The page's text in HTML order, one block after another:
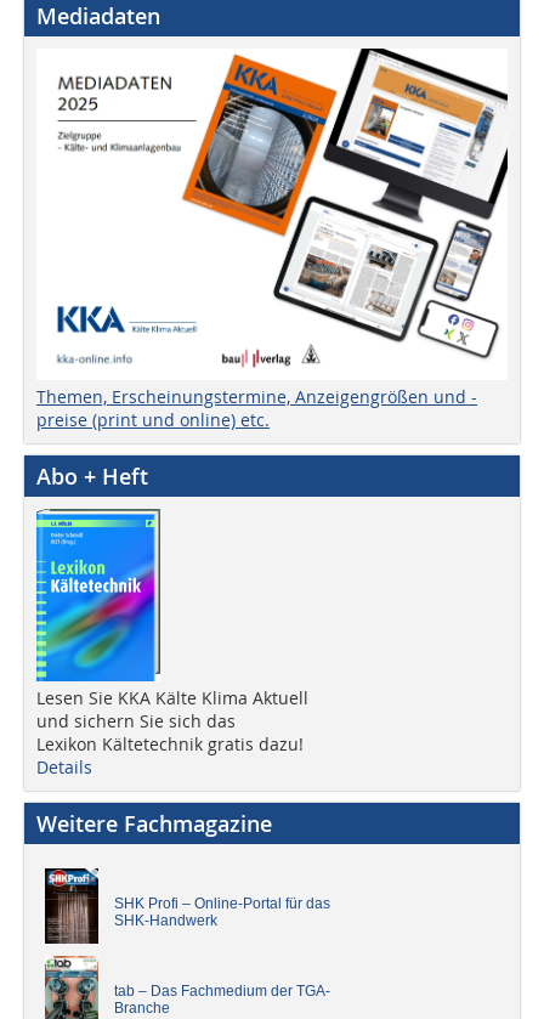
Mediadaten
Themen, Erscheinungstermine, Anzeigengrößen und -
preise (print und online) etc.
Abo + Heft
Lesen Sie KKA Kälte Klima Aktuell
und sichern Sie sich das
Lexikon Kältetechnik gratis dazu!
Details
Weitere Fachmagazine
SHK Profi – Online-Portal für das
SHK-Handwerk
tab – Das Fachmedium der TGA-
Branche